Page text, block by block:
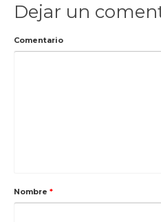
Dejar un
Comentario
Nombre *